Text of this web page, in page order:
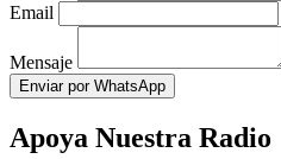
Email
Mensaje
Enviar por WhatsApp
Apoya Nuestra Radio